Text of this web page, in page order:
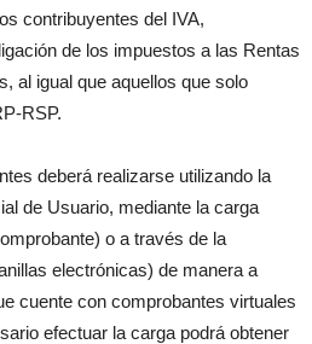
contribuyentes del IVA,
de los impuestos a las Rentas
al igual que aquellos que solo
RSP.
deberá realizarse utilizando la
de Usuario, mediante la carga
o a través de la
electrónicas) de manera a
cuente con comprobantes virtuales
efectuar la carga podrá obtener